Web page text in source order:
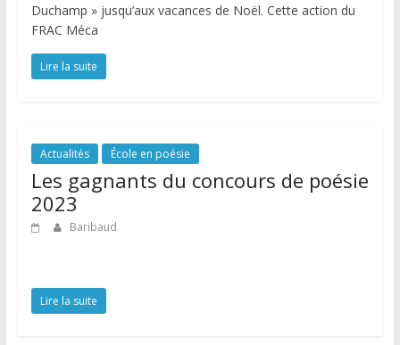
Duchamp » jusqu’aux vacances de Noël. Cette action du
FRAC Méca
Lire la suite
Actualités École en poésie
Les gagnants du concours de poésie
2023
Baribaud
Lire la suite